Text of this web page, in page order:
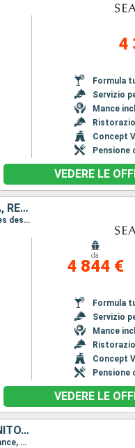
4
Formula
Servizio
Mance
Concept
Pensione
VEDERE LE
PORTORICO, STATI UNITI, JOST VAN DYKE, GUADALUPA, ANGUILLA, MARTINICA, REGNO UNITO, CANADA
Itinerario : Miami, San Juan, Road Bay, carambola Beach, Saint John's, Fort de France, Terre de Haut - Iles des Saintes, Montserrat, Terre de Haut - Iles des Saintes, Jost Van Dyke, Miami
da
4 844 €
Formula
Servizio
Mance
Concept
Pensione
VEDERE LE
GUADALUPA, STATI UNITI, PORTORICO, MARTINICA, JOST VAN DYKE, REGNO UNITO, CANADA, ANGUILLA
Itinerario : Miami, San Juan, Terre de Haut - Iles des Saintes, carambola Beach, Saint John's, Fort de France, Terre de Haut - Iles des Saintes, Montserrat, Road Bay, Jost Van Dyke, Miami